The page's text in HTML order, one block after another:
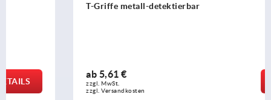
T-Griffe metall-detektierbar
5,61 €
zzgl. MwSt.
zzgl. Versandkosten